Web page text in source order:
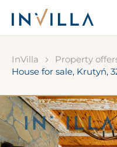
InVilla
Property
House for sale, Krutyń,